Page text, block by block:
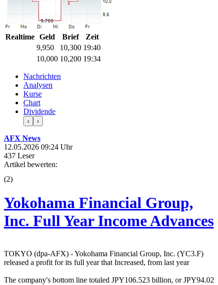
Realtime Geld Brief
Zeit
9,950
10,300 19:40
10,000 10,200 19:34
Nachrichten
Analysen
Kurse
Chart
Dividende
‹ ›
AFX News
12.05.2026 09:24 Uhr
437 Leser
Artikel bewerten:
(2)
Yokohama Financial Group,
Inc. Full Year Income Advances
TOKYO (dpa-AFX) - Yokohama Financial Group, Inc. (YC3.F)
released a profit for its full year that Increased, from last year
The company's bottom line totaled JPY106.523 billion, or JPY94.02